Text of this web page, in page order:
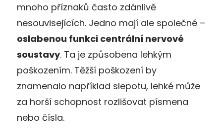
mnoho příznaků často zdánlivě
nesouvisejících. Jedno mají ale společné –
oslabenou funkci centrální nervové
soustavy. Ta je způsobena lehkým
poškozením. Těžší poškození by
znamenalo například slepotu, lehké může
za horší schopnost rozlišovat písmena
nebo čísla.